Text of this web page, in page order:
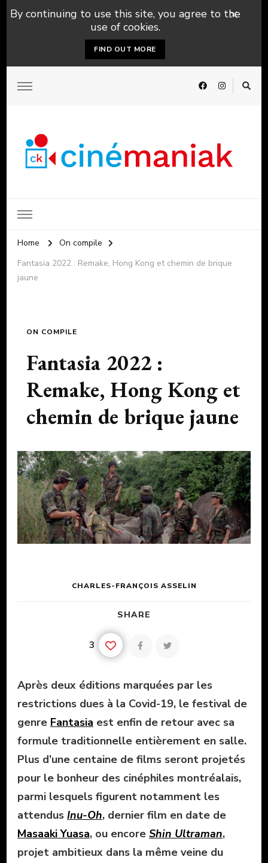
By continuing to use this site, you agree to the
use of cookies.
FIND OUT MORE
Home
On compile
Fantasia 2022 : Remake, Hong Kong et chemin de brique
jaune
ON COMPILE
Fantasia 2022 :
Remake, Hong Kong et
chemin de brique jaune
CHARLES-FRANÇOIS ASSELIN
SHARE
3
Après deux éditions marquées par les
restrictions dues à la Covid-19, le festival de
genre Fantasia est enfin de retour avec sa
formule traditionnelle entièrement en salle.
Plus d’une centaine de films seront projetés
pour le bonheur des cinéphiles montréalais,
parmi lesquels figurent notamment les
attendus Inu-Oh, dernier film en date de
Masaaki Yuasa, ou encore Shin Ultraman,
projet ambitieux dans la même veine du